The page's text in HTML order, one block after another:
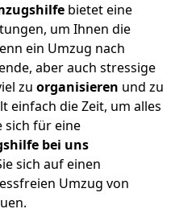
bietet eine
um Ihnen die
ein Umzug nach
aber auch stressige
zu organisieren und zu
einfach die Zeit, um alles
sich für eine
bei uns
sich auf einen
Umzug von